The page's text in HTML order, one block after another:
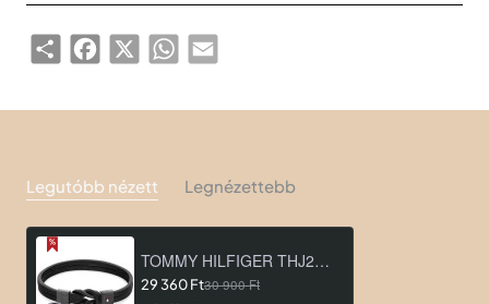
ShareFacebook
X WhatsAppEmail
Legutóbb nézett Legnézettebb
TOMMY HILFIGER THJ2790442
29 360 Ft30 900 Ft